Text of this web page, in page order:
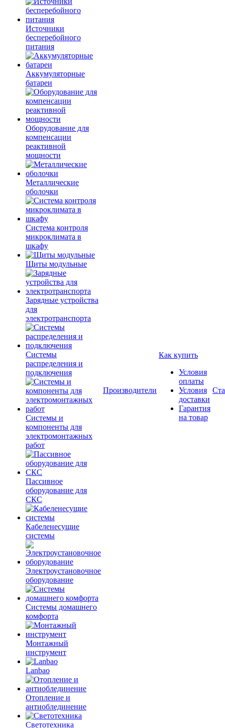
Источники
бесперебойного
питания
Аккумуляторные
батареи
Оборудование для
компенсации
реактивной
мощности
Металлические
оболочки
Система контроля
микроклимата в
шкафу
Щиты модульные
Зарядные устройства
для
электротранспорта
Системы
распределения и
подключения
Системы и
компоненты для
электромонтажных
работ
Пассивное
оборудование для
СКС
Кабеленесущие
системы
Электроустановочное
оборудование
Системы домашнего
комфорта
Монтажный
инструмент
Lanbao
Отопление и
антиоблединение
Светотехника
Производители
Как купить
Условия
оплаты
Условия
доставки
Гарантия
на товар